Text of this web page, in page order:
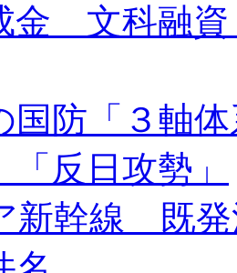
金 文科融
国防「３軸
「反日攻勢」
新幹線 既発